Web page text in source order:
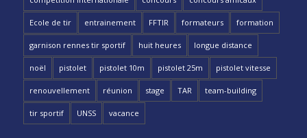
Ecole de tir entrainement FFTIR formateurs formation
garnison rennes tir sportif huit heures longue distance
noël pistolet pistolet 10m pistolet 25m pistolet vitesse
renouvellement réunion stage TAR team-building
tir sportif UNSS vacance